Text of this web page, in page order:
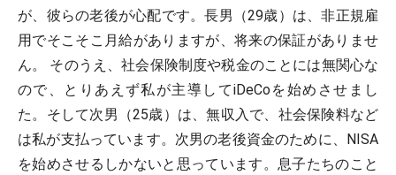
が、彼らの老後が心配です。長男（29歳）は、非正規雇
用でそこそこ月給がありますが、将来の保証がありませ
ん。 そのうえ、社会保険制度や税金のことには無関心な
ので、とりあえず私が主導してiDeCoを始めさせまし
た。そして次男（25歳）は、無収入で、社会保険料など
は私が支払っています。次男の老後資金のために、NISA
を始めさせるしかないと思っています。息子たちのこと